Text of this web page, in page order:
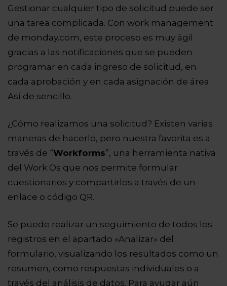
Gestionar cualquier tipo de solicitud puede ser
una tarea complicada. Con work management
de monday.com, este proceso es muy ágil
gracias a las notificaciones que se pueden
programar en cada ingreso de solicitud, en
cada aprobación y en cada asignación de área.
Así de sencillo.
¿Cómo realizamos una solicitud? Existen varias
maneras de hacerlo, pero nuestra favorita es a
través de “Workforms”, una herramienta nativa
del Work Os que nos permite formular
cuestionarios y compartirlos a través de un
enlace o código QR.
Se puede realizar un seguimiento de todos los
registros en el apartado «Analizar» del
formulario, visualizando los resultados como un
resumen, como respuestas individuales o a
través del análisis de datos. Para ayudar aún